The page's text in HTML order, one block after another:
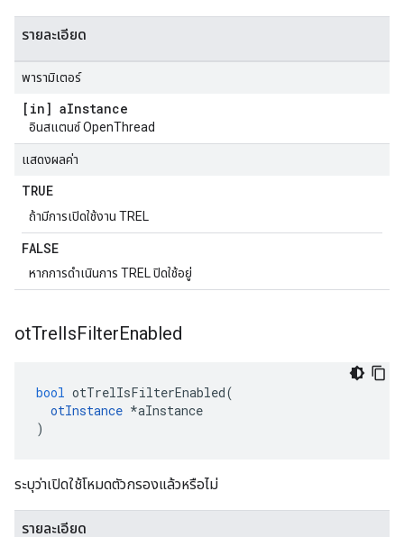
รายละเอียด
พารามิเตอร์
[in] aInstance
อินสแตนซ์ OpenThread
แสดงผลค่า
TRUE
ถ้ามีการเปิดใช้งาน TREL
FALSE
หากการดำเนินการ TREL ปิดใช้อยู่
otTrelIsFilterEnabled
bool otTrelIsFilterEnabled(
otInstance *aInstance
)
ระบุว่าเปิดใช้โหมดตัวกรองแล้วหรือไม่
รายละเอียด